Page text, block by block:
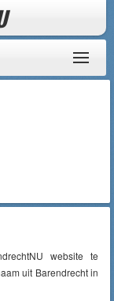
website te
uit Barendrecht in